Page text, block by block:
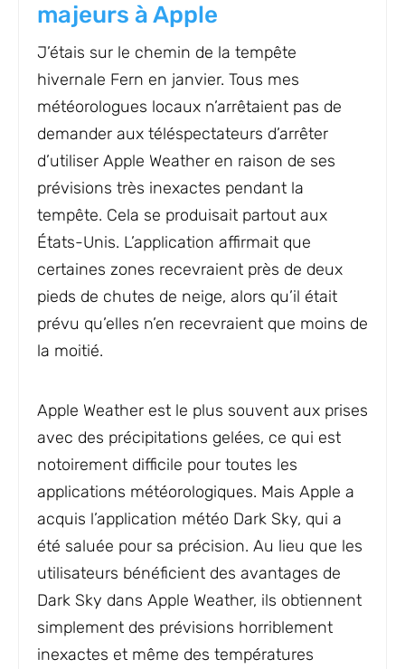
majeurs à Apple
J’étais sur le chemin de la tempête
hivernale Fern en janvier. Tous mes
météorologues locaux n’arrêtaient pas de
demander aux téléspectateurs d’arrêter
d’utiliser Apple Weather en raison de ses
prévisions très inexactes pendant la
tempête. Cela se produisait partout aux
États-Unis. L’application affirmait que
certaines zones recevraient près de deux
pieds de chutes de neige, alors qu’il était
prévu qu’elles n’en recevraient que moins de
la moitié.
Apple Weather est le plus souvent aux prises
avec des précipitations gelées, ce qui est
notoirement difficile pour toutes les
applications météorologiques. Mais Apple a
acquis l’application météo Dark Sky, qui a
été saluée pour sa précision. Au lieu que les
utilisateurs bénéficient des avantages de
Dark Sky dans Apple Weather, ils obtiennent
simplement des prévisions horriblement
inexactes et même des températures